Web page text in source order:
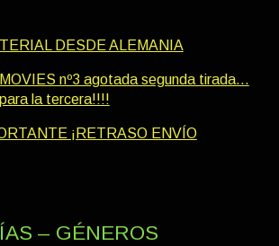
DESDE ALEMANIA
nº3 agotada segunda tirada…
la tercera!!!!
¡RETRASO ENVÍO
– GÉNEROS